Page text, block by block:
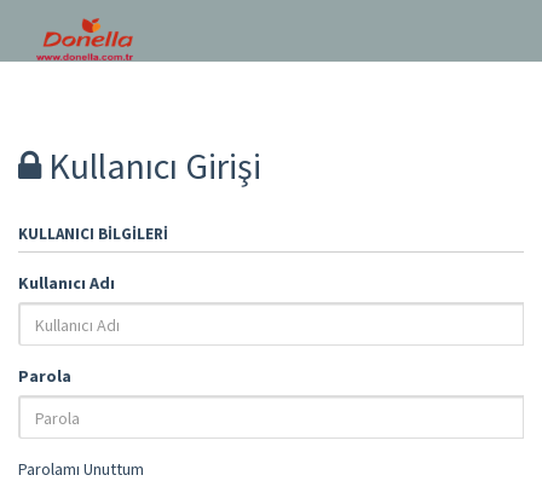
Kullanıcı Girişi
KULLANICI BILGILERI
Kullanıcı Adı
Parola
Parolamı Unuttum